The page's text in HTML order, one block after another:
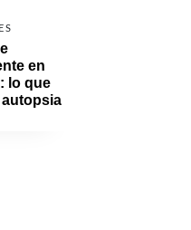
en
lo que